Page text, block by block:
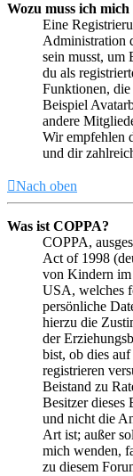
Wozu muss ich
Eine
Administration
sein musst, um
du als
Funktionen,
Beispiel
andere
Wir empfehlen
und dir
Nach oben
Was ist COPPA?
COPPA,
Act of 1998
von Kindern im
USA, welches
persönliche
hierzu die
der
bist, ob dies
registrieren
Beistand zu
Besitzer dieses
und nicht die
Art ist; außer
mich wenden,
zu diesem